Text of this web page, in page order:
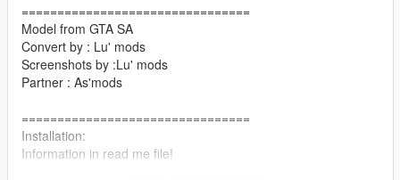
================================
Model from GTA SA
Convert by : Lu' mods
Screenshots by :Lu' mods
Partner : As'mods
================================
Installation:
Information in read me file!